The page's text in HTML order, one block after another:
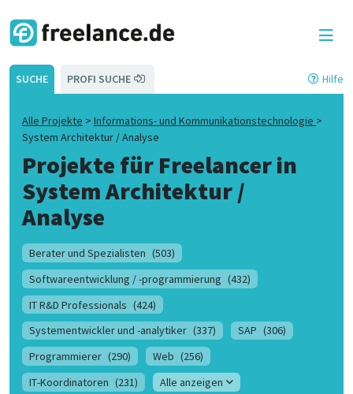
SUCHE PROFI SUCHE Hilfe
Alle Projekte > Informations- und Kommunikationstechnologie >
System Architektur / Analyse
Projekte für Freelancer in
System Architektur /
Analyse
Berater und Spezialisten (503)
Softwareentwicklung / -programmierung (432)
IT R&D Professionals (424)
Systementwickler und -analytiker (337) SAP (306)
Programmierer (290) Web (256)
IT-Koordinatoren (231) Alle anzeigen